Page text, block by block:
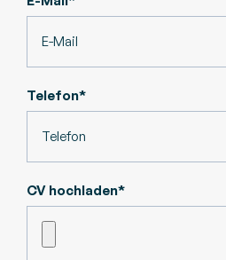
Telefon*
CV hochladen*